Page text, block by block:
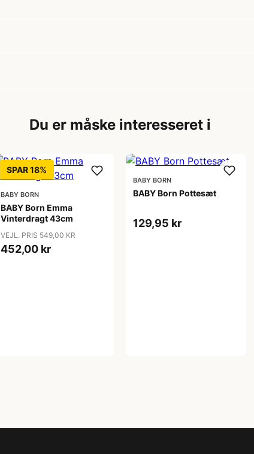
Du er måske interesseret i
SPAR 18%
BABY BORN
BABY Born Emma
Vinterdragt 43cm
VEJL. PRIS 549,00 KR
452,00 kr
BABY BORN
BABY Born Pottesæt
129,95 kr